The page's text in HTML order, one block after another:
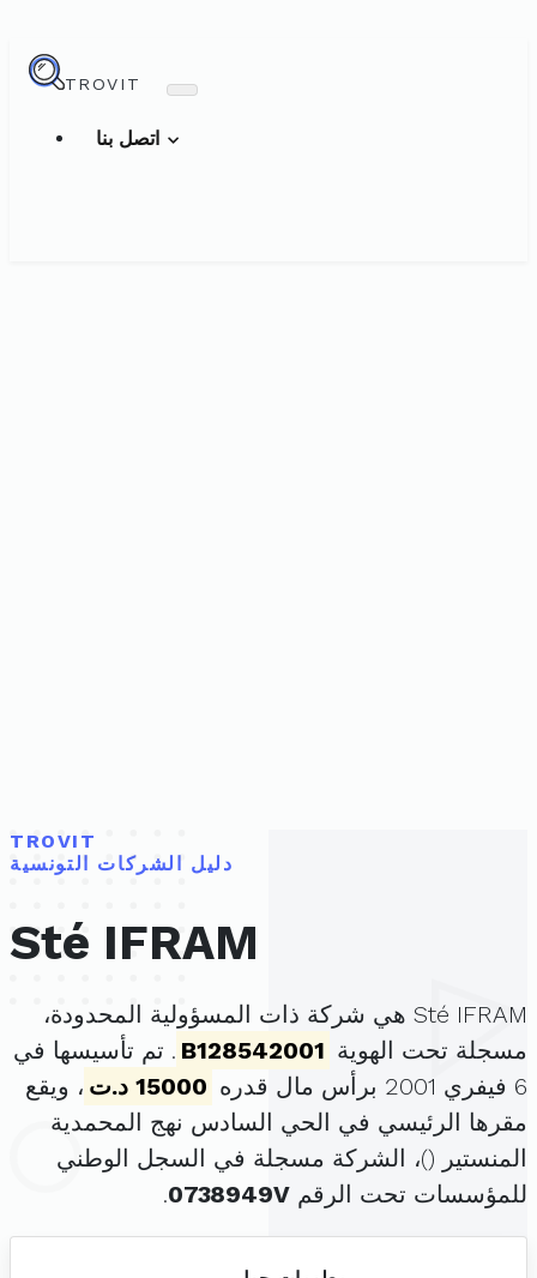
TROVIT
TROVIT
دليل الشركات التونسية
Sté IFRAM
Sté IFRAM هي شركة ذات المسؤولية المحدودة،
مسجلة تحت الهوية B128542001 . تم تأسيسها في
6 فيفري 2001 برأس مال قدره
15000 د.ت
، ويقع
مقرها الرئيسي في الحي السادس نهج المحمدية
المنستير ()، الشركة مسجلة في السجل الوطني
للمؤسسات تحت الرقم 0738949V
.